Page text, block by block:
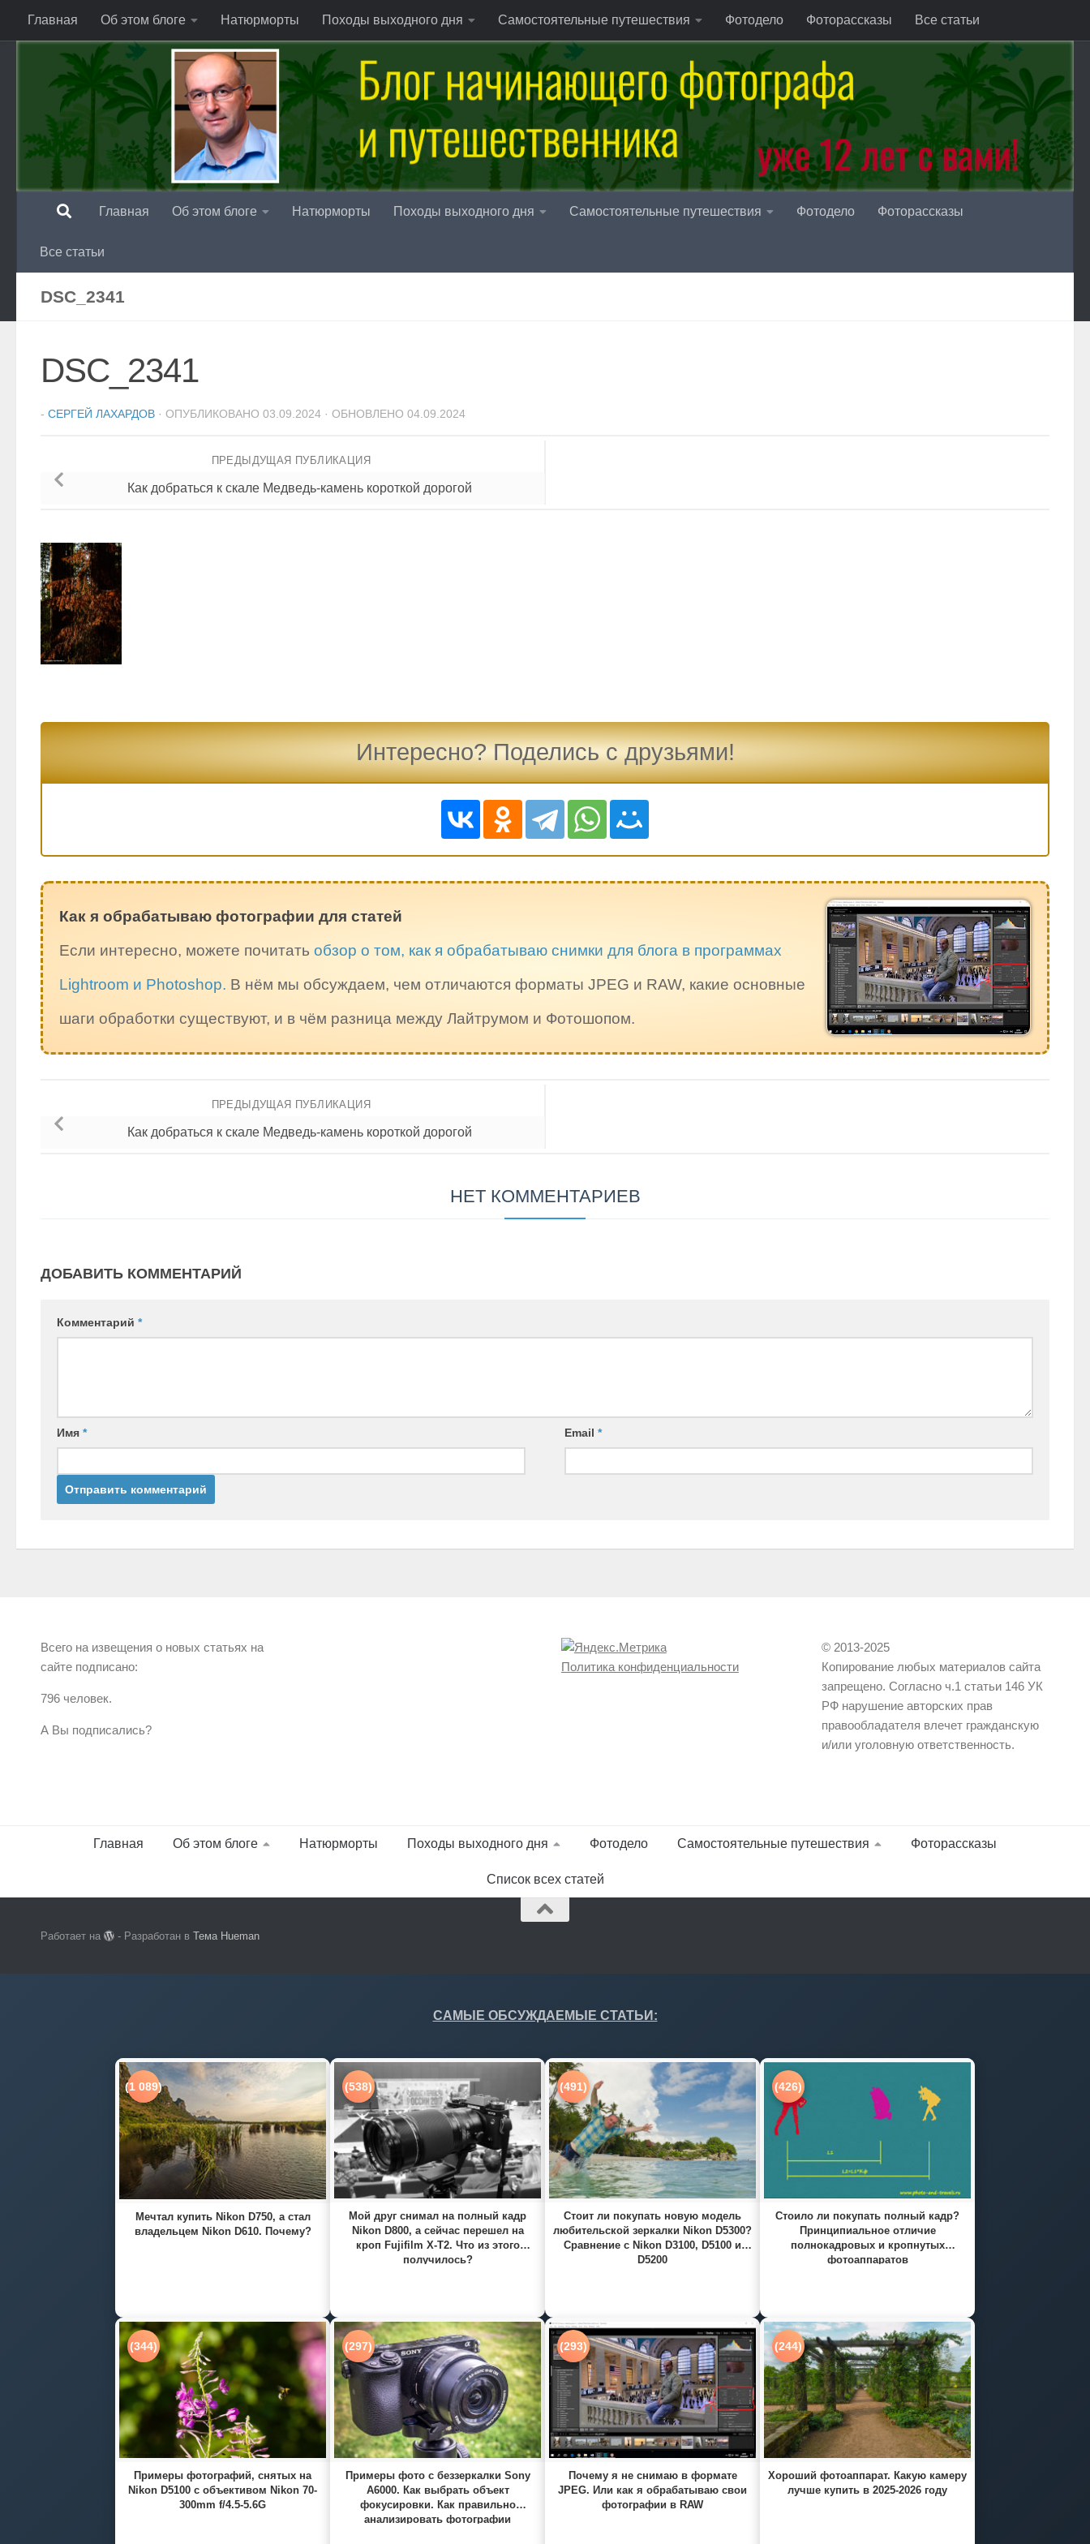
Перейти к содержимому
Главная Об этом блоге Натюрморты Походы выходного дня Самостоятельные путешествия Фотодело Фоторассказы Все статьи
Главная Об этом блоге Натюрморты Походы выходного дня Самостоятельные путешествия Фотодело Фоторассказы
Все статьи
DSC_2341
DSC_2341
- СЕРГЕЙ ЛАХАРДОВ · ОПУБЛИКОВАНО 03.09.2024 · ОБНОВЛЕНО 04.09.2024
ПРЕДЫДУЩАЯ ПУБЛИКАЦИЯ
Как добраться к скале Медведь-камень короткой дорогой
Интересно? Поделись с друзьями!
Как я обрабатываю фотографии для статей
Если интересно, можете почитать обзор о том, как я обрабатываю снимки для блога в программах
Lightroom и Photoshop. В нём мы обсуждаем, чем отличаются форматы JPEG и RAW, какие основные
шаги обработки существуют, и в чём разница между Лайтрумом и Фотошопом.
ПРЕДЫДУЩАЯ ПУБЛИКАЦИЯ
Как добраться к скале Медведь-камень короткой дорогой
НЕТ КОММЕНТАРИЕВ
ДОБАВИТЬ КОММЕНТАРИЙ
Комментарий *
Имя * Email*
Всего на извещения о новых статьях на
сайте подписано:
796 человек.
А Вы подписались?
Политика конфиденциальности
© 2013-2025
Копирование любых материалов сайта
запрещено. Согласно ч.1 статьи 146 УК
РФ нарушение авторских прав
правообладателя влечет гражданскую
и/или уголовную ответственность.
Главная Об этом блоге Натюрморты Походы выходного дня Фотодело Самостоятельные путешествия Фоторассказы
Список всех статей
Работает на - Разработан вТема Hueman
САМЫЕ ОБСУЖДАЕМЫЕ СТАТЬИ:
(1 089)
Мечтал купить Nikon D750, а стал
владельцем Nikon D610. Почему?
(538)
Мой друг снимал на полный кадр
Nikon D800, а сейчас перешел на
кроп Fujifilm X-T2. Что из этого
получилось?
(491)
Стоит ли покупать новую модель
любительской зеркалки Nikon D5300?
Сравнение с Nikon D3100, D5100 и
D5200
(426)
Стоило ли покупать полный кадр?
Принципиальное отличие
полнокадровых и кропнутых
фотоаппаратов
(344)
Примеры фотографий, снятых на
Nikon D5100 с объективом Nikon 70-
300mm f/4.5-5.6G
(297)
Примеры фото с беззеркалки Sony
A6000. Как выбрать объект
фокусировки. Как правильно
анализировать фотографии
(293)
Почему я не снимаю в формате
JPEG. Или как я обрабатываю свои
фотографии в RAW
(244)
Хороший фотоаппарат. Какую камеру
лучше купить в 2025-2026 году